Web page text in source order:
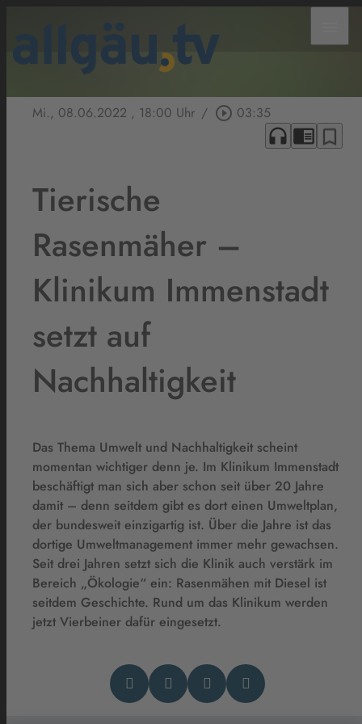
Mi., 08.06.2022 , 18:00 Uhr / play_circle_outline 03:35
headphones chrome_reader_mode bookmark_border
Tierische
Rasenmäher –
Klinikum Immenstadt
setzt auf
Nachhaltigkeit
Das Thema Umwelt und Nachhaltigkeit scheint
momentan wichtiger denn je. Im Klinikum Immenstadt
beschäftigt man sich aber schon seit über 20 Jahre
damit – denn seitdem gibt es dort einen Umweltplan,
der bundesweit einzigartig ist. Über die Jahre ist das
dortige Umweltmanagement immer mehr gewachsen.
Seit drei Jahren setzt sich die Klinik auch verstärk im
Bereich „Ökologie“ ein: Rasenmähen mit Diesel ist
seitdem Geschichte. Rund um das Klinikum werden
jetzt Vierbeiner dafür eingesetzt.